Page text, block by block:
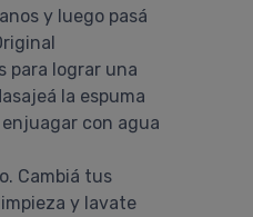
y luego pasá
para lograr una
la espuma
con agua
Cambiá tus
y lavate